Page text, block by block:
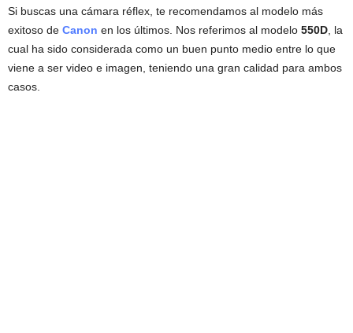
Si buscas una cámara réflex, te recomendamos al modelo más
exitoso de Canon en los últimos. Nos referimos al modelo 550D , la
cual ha sido considerada como un buen punto medio entre lo que
viene a ser video e imagen, teniendo una gran calidad para ambos
casos.